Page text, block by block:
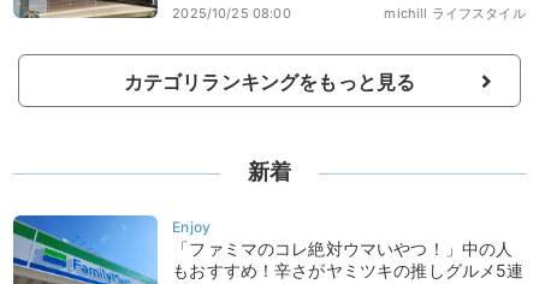
michill ライフスタイル
2025/10/25 08:00
カテゴリランキングをもっと見る
新着
「ファミマのコレ絶対ウマいやつ！」中の人
もおすすめ！辛さがヤミツキの推しグルメ5連